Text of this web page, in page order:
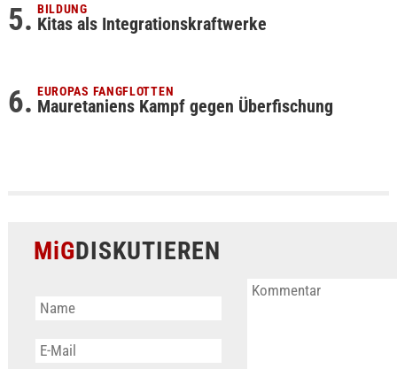
BILDUNG
Kitas als Integrationskraftwerke
EUROPAS FANGFLOTTEN
Mauretaniens Kampf gegen Überfischung
MiGDISKUTIEREN